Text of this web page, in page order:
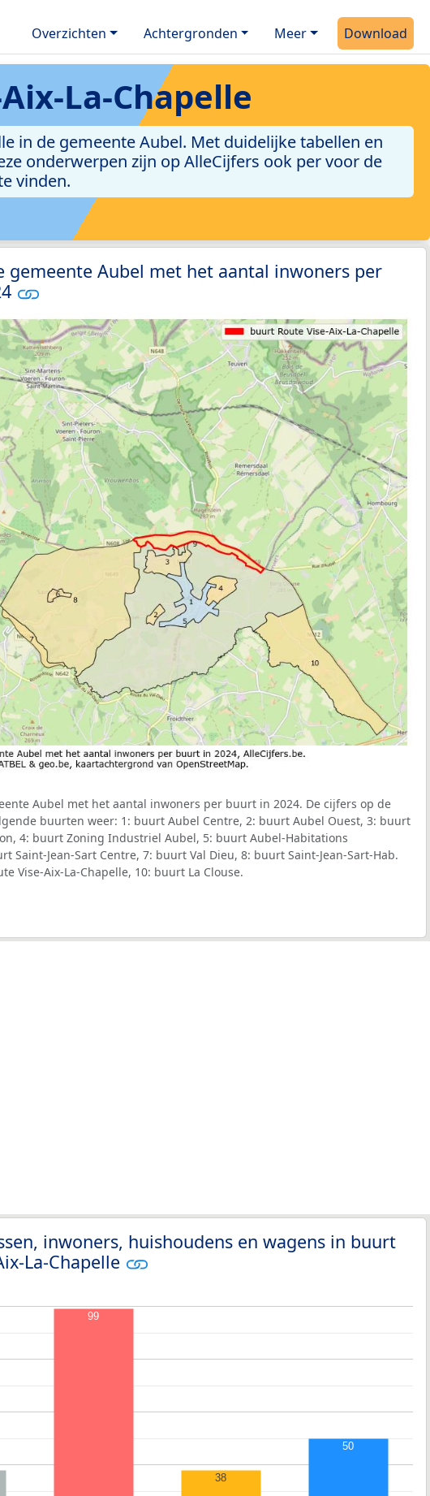
Overzichten Achtergronden Meer Download
La-Chapelle
in de gemeente Aubel. Met duidelijke tabellen en
onderwerpen zijn op AlleCijfers ook per voor de
vinden.
gemeente Aubel met het aantal inwoners per
Aubel met het aantal inwoners per buurt in 2024. De cijfers op de
buurten weer: 1: buurt Aubel Centre, 2: buurt Aubel Ouest, 3: buurt
4: buurt Zoning Industriel Aubel, 5: buurt Aubel-Habitations
Saint-Jean-Sart Centre, 7: buurt Val Dieu, 8: buurt Saint-Jean-Sart-Hab.
Vise-Aix-La-Chapelle, 10: buurt La Clouse.
inwoners, huishoudens en wagens in buurt
La-Chapelle
99
38
50